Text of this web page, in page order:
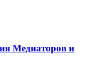
Медиаторов и